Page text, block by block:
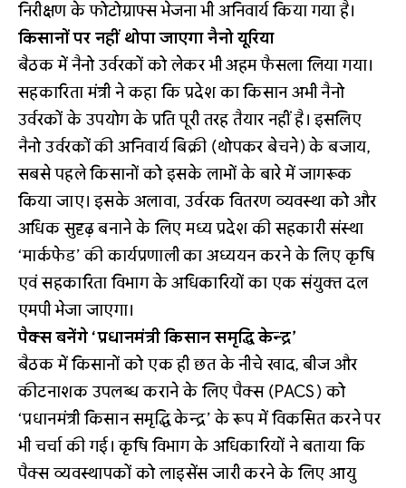
निरीक्षण के फोटोग्राफ्स भेजना भी अनिवार्य किया गया है।
किसानों पर नहीं थोपा जाएगा नैनो यूरिया
बैठक में नैनो उर्वरकों को लेकर भी अहम फैसला लिया गया।
सहकारिता मंत्री ने कहा कि प्रदेश का किसान अभी नैनो
उर्वरकों के उपयोग के प्रति पूरी तरह तैयार नहीं है। इसलिए
नैनो उर्वरकों की अनिवार्य बिक्री (थोपकर बेचने) के बजाय,
सबसे पहले किसानों को इसके लाभों के बारे में जागरूक
किया जाए। इसके अलावा, उर्वरक वितरण व्यवस्था को और
अधिक सुदृढ़ बनाने के लिए मध्य प्रदेश की सहकारी संस्था
‘मार्कफेड’ की कार्यप्रणाली का अध्ययन करने के लिए कृषि
एवं सहकारिता विभाग के अधिकारियों का एक संयुक्त दल
एमपी भेजा जाएगा।
पैक्स बनेंगे ‘प्रधानमंत्री किसान समृद्धि केन्द्र’
बैठक में किसानों को एक ही छत के नीचे खाद, बीज और
कीटनाशक उपलब्ध कराने के लिए पैक्स (PACS) को
‘प्रधानमंत्री किसान समृद्धि केन्द्र’ के रूप में विकसित करने पर
भी चर्चा की गई। कृषि विभाग के अधिकारियों ने बताया कि
पैक्स व्यवस्थापकों को लाइसेंस जारी करने के लिए आयु